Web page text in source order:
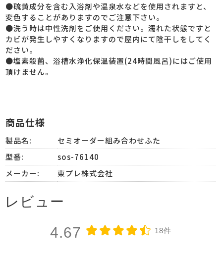
●硫黄成分を含む入浴剤や温泉水などを使用されますと、
変色することがありますのでご注意下さい。
●洗う時は中性洗剤をご使用ください。濡れた状態ですと
カビが発生しやすくなりますので屋内にて陰干しをしてく
ださい。
●塩素殺菌、浴槽水浄化保温装置(24時間風呂)にはご使用
頂けません。
商品仕様
製品名:
セミオーダー組み合わせふた
型番:
sos-76140
メーカー:
東プレ株式会社
レビュー
4.67 18件